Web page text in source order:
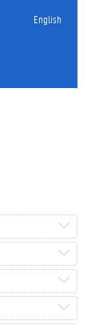
English